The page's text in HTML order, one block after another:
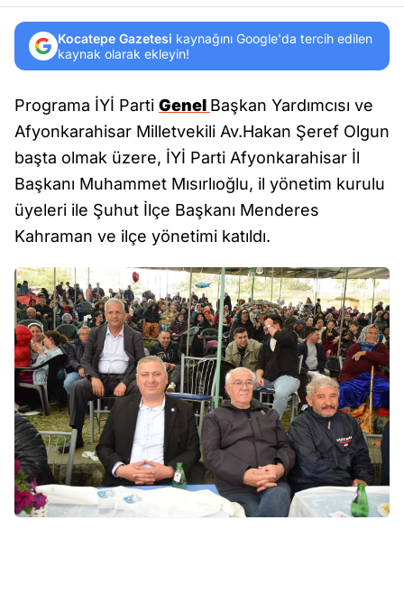
Kocatepe Gazetesi kaynağını Google'da tercih edilen
kaynak olarak ekleyin!
Programa İYİ Parti Genel Başkan Yardımcısı ve
Afyonkarahisar Milletvekili Av.Hakan Şeref Olgun
başta olmak üzere, İYİ Parti Afyonkarahisar İl
Başkanı Muhammet Mısırlıoğlu, il yönetim kurulu
üyeleri ile Şuhut İlçe Başkanı Menderes
Kahraman ve ilçe yönetimi katıldı.